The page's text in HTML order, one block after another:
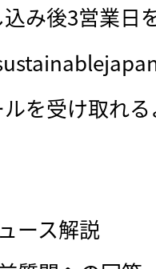
み後3営業日
を受け取れ
ース解説